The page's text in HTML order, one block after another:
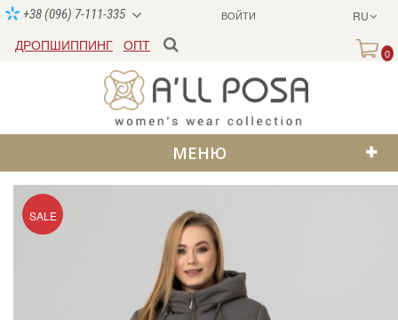
ВОЙТИ RU
+38 (096) 7-111-335
ДРОПШИППИНГ ОПТ
0
МЕНЮ
SALE